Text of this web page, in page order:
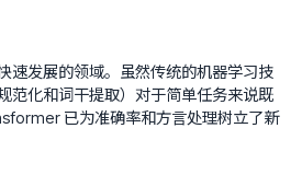
速发展的领域。虽然传统的机器学习技
范化和词干提取）对于简单任务来说既
已为准确率和方言处理树立了新